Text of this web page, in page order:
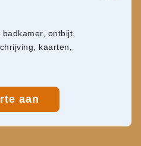
ontbijt,
kaarten,
aan